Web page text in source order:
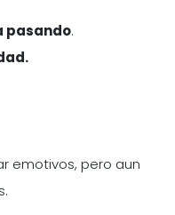
pasando.
emotivos, pero aun